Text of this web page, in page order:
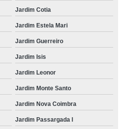
Jardim Cotia
Jardim Estela Mari
Jardim Guerreiro
Jardim Isis
Jardim Leonor
Jardim Monte Santo
Jardim Nova Coimbra
Jardim Passargada I